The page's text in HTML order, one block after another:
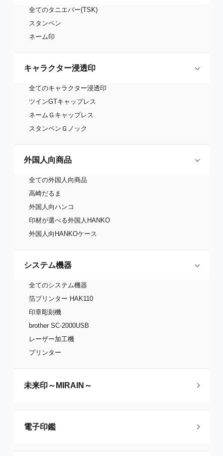
全てのタニエバー(TSK)
スタンペン
ネーム印
キャラクター浸透印
全てのキャラクター浸透印
ツインGTキャップレス
ネームＧキャップレス
スタンペンＧノック
外国人向商品
全ての外国人向商品
高崎だるま
外国人向ハンコ
印材が選べる外国人HANKO
外国人向HANKOケース
システム機器
全てのシステム機器
箔プリンター HAK110
印章彫刻機
brother SC-2000USB
レーザー加工機
プリンター
未来印～MIRAIN～
電子印鑑